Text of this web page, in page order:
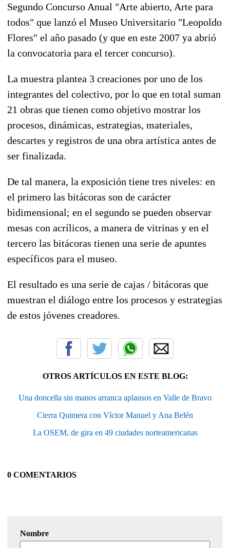
Segundo Concurso Anual "Arte abierto, Arte para
todos" que lanzó el Museo Universitario "Leopoldo
Flores" el año pasado (y que en este 2007 ya abrió
la convocatoria para el tercer concurso).
La muestra plantea 3 creaciones por uno de los
integrantes del colectivo, por lo que en total suman
21 obras que tienen como objetivo mostrar los
procesos, dinámicas, estrategias, materiales,
descartes y registros de una obra artística antes de
ser finalizada.
De tal manera, la exposición tiene tres niveles: en
el primero las bitácoras son de carácter
bidimensional; en el segundo se pueden observar
mesas con acrílicos, a manera de vitrinas y en el
tercero las bitácoras tienen una serie de apuntes
específicos para el museo.
El resultado es una serie de cajas / bitácoras que
muestran el diálogo entre los procesos y estrategias
de estos jóvenes creadores.
OTROS ARTÍCULOS EN ESTE BLOG:
Una doncella sin manos arranca aplausos en Valle de Bravo
Cierra Quimera con Víctor Manuel y Ana Belén
La OSEM, de gira en 49 ciudades norteamericanas
0 COMENTARIOS
Nombre